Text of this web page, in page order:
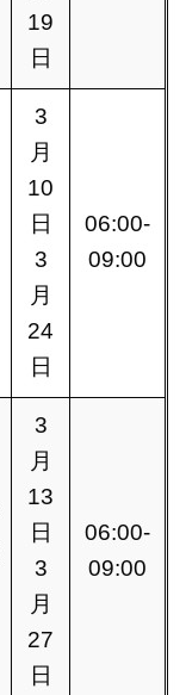
19
日
3
月
10
日
3
月
24
日
06:00-
09:00
3
月
13
日
3
月
27
日
06:00-
09:00